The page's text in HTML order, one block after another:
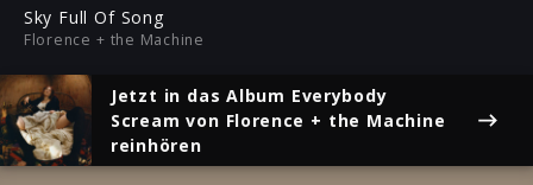
Sky Full Of Song
Florence + the Machine
Jetzt in das Album Everybody
Scream von Florence + the Machine
reinhören